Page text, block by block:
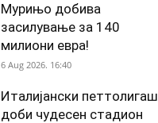
Мурињо добива
засилување за 140
милиони евра!
6 Aug 2026. 16:40
Италијански петтолигаш
доби чудесен стадион